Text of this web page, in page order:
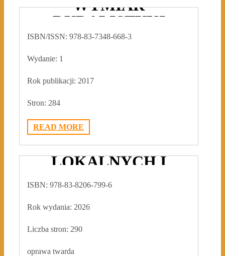
WYMIAR
RURALISTYKI
2018-02-18 ADMIN3992
ISBN/ISSN: 978-83-7348-668-3
Wydanie: 1
Rok publikacji: 2017
Stron: 284
READ MORE
PRAWO ŚRODOWISKA
W DOBIE WYZWAŃ
LOKALNYCH I
GLOBALNYCH
ISBN: 978-83-8206-799-6
Rok wydania: 2026
Liczba stron: 290
oprawa twarda